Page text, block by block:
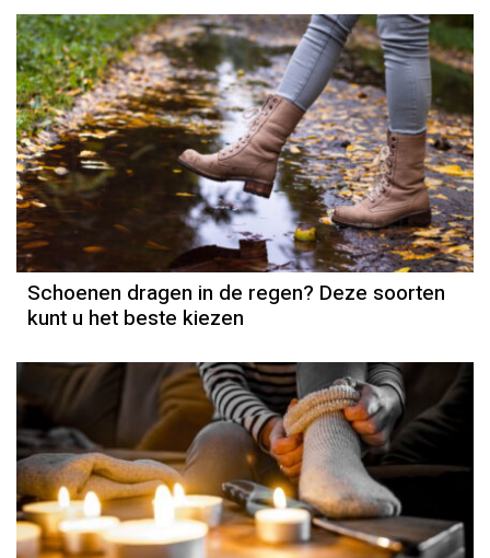
Schoenen dragen in de regen? Deze soorten
kunt u het beste kiezen